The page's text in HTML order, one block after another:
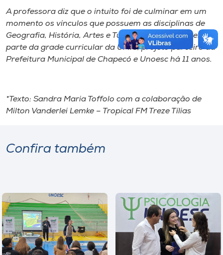
A professora diz que o intuito foi de culminar em um
momento os vínculos que possuem as disciplinas de
Geografia, História, Artes e Turismo, as quais fazem
parte da grade curricular da UMIC, projeto parceiro da
Prefeitura Municipal de Chapecó e Unoesc há 11 anos.
*Texto: Sandra Maria Toffolo com a colaboração de
Milton Vanderlei Lemke – Tropical FM Treze Tílias
Confira também